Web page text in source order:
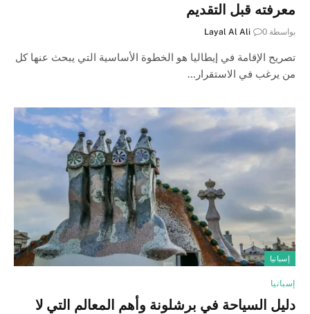
معرفته قبل التقديم
بواسطة Layal Al Ali 0
تصريح الإقامة في إيطاليا هو الخطوة الأساسية التي يبحث عنها كل
من يرغب في الاستقرار…
إسبانيا
إسبانيا
دليل السياحة في برشلونة وأهم المعالم التي لا